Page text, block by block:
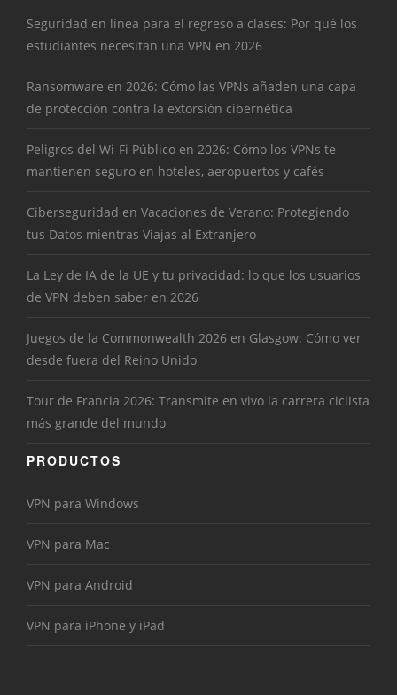
Seguridad en línea para el regreso a clases: Por qué los
estudiantes necesitan una VPN en 2026
Ransomware en 2026: Cómo las VPNs añaden una capa
de protección contra la extorsión cibernética
Peligros del Wi-Fi Público en 2026: Cómo los VPNs te
mantienen seguro en hoteles, aeropuertos y cafés
Ciberseguridad en Vacaciones de Verano: Protegiendo
tus Datos mientras Viajas al Extranjero
La Ley de IA de la UE y tu privacidad: lo que los usuarios
de VPN deben saber en 2026
Juegos de la Commonwealth 2026 en Glasgow: Cómo ver
desde fuera del Reino Unido
Tour de Francia 2026: Transmite en vivo la carrera ciclista
más grande del mundo
PRODUCTOS
VPN para Windows
VPN para Mac
VPN para Android
VPN para iPhone y iPad